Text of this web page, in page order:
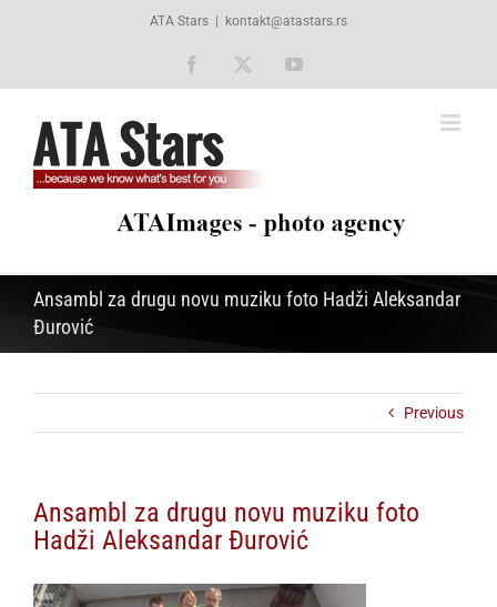
ATA Stars kontakt@atastars.rs
Facebook YouTube
Ansambl za drugu novu muziku foto Hadži Aleksandar
Đurović
Previous
Ansambl za drugu novu muziku foto
Hadži Aleksandar Đurović